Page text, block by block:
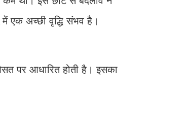
एक अच्छी वृद्धि संभव है।
पर आधारित होती है। इसका